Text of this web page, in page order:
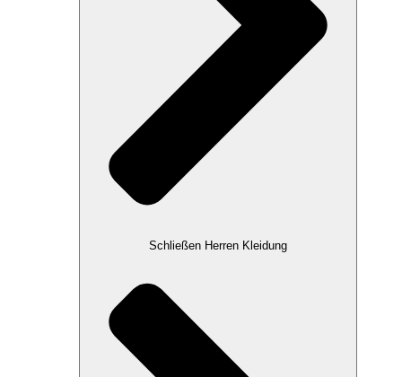
Schließen Herren Kleidung